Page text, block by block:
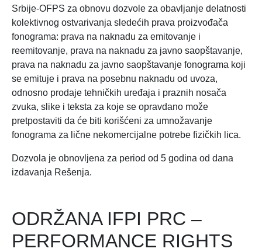
Srbije-OFPS za obnovu dozvole za obavljanje delatnosti
kolektivnog ostvarivanja sledećih prava proizvođača
fonograma: prava na naknadu za emitovanje i
reemitovanje, prava na naknadu za javno saopštavanje,
prava na naknadu za javno saopštavanje fonograma koji
se emituje i prava na posebnu naknadu od uvoza,
odnosno prodaje tehničkih uređaja i praznih nosača
zvuka, slike i teksta za koje se opravdano može
pretpostaviti da će biti korišćeni za umnožavanje
fonograma za lične nekomercijalne potrebe fizičkih lica.
Dozvola je obnovljena za period od 5 godina od dana
izdavanja Rešenja.
ODRŽANA IFPI PRC –
PERFORMANCE RIGHTS